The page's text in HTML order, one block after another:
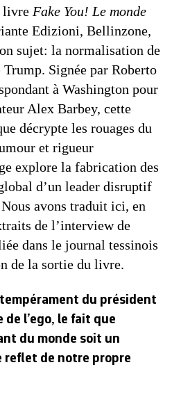
livre Fake You! Le monde
Edizioni, Bellinzone,
sujet: la normalisation de
Trump. Signée par Roberto
à Washington pour
Alex Barbey, cette
décrypte les rouages du
et rigueur
explore la fabrication des
d’un leader disruptif
avons traduit ici, en
de l’interview de
dans le journal tessinois
de la sortie du livre.
du président
de l’ego, le fait que
du monde soit un
reflet de notre propre